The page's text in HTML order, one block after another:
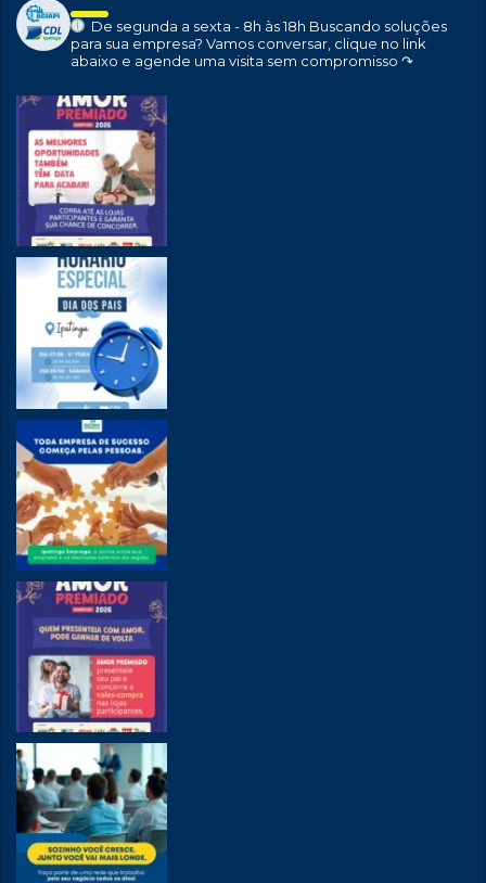
De segunda a sexta - 8h às 18h Buscando soluções
para sua empresa? Vamos conversar, clique no link
abaixo e agende uma visita sem compromisso ↷